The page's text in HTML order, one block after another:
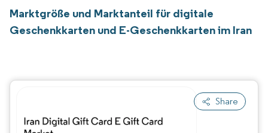
Marktgröße und Marktanteil für digitale
Geschenkkarten und E-Geschenkkarten im Iran
Share